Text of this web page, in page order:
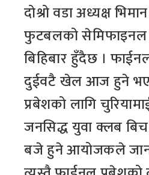
दोश्रो वडा अध्यक्ष
फुटबलको
बिहिबार हुँदैछ ।
दुईवटै खेल आज हुने
प्रबेशको लागि
जनसिद्ध युवा क्लब
बजे हुने आयोजकले